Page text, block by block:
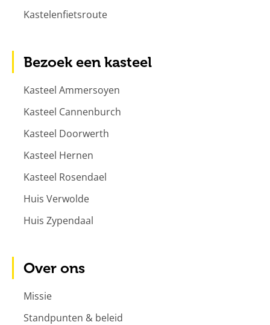
Kastelenfietsroute
Bezoek een kasteel
Kasteel Ammersoyen
Kasteel Cannenburch
Kasteel Doorwerth
Kasteel Hernen
Kasteel Rosendael
Huis Verwolde
Huis Zypendaal
Over ons
Missie
Standpunten & beleid